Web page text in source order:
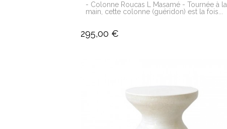
- Colonne Roucas L Masamé - Tournée à la
main, cette colonne (guéridon) est la fois...
295,00 €